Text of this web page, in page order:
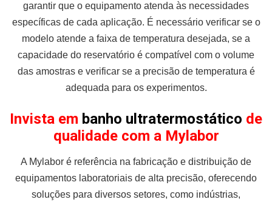
garantir que o equipamento atenda às necessidades
específicas de cada aplicação. É necessário verificar se o
modelo atende a faixa de temperatura desejada, se a
capacidade do reservatório é compatível com o volume
das amostras e verificar se a precisão de temperatura é
adequada para os experimentos.
Invista em banho ultratermostático de
qualidade com a Mylabor
A Mylabor é referência na fabricação e distribuição de
equipamentos laboratoriais de alta precisão, oferecendo
soluções para diversos setores, como indústrias,